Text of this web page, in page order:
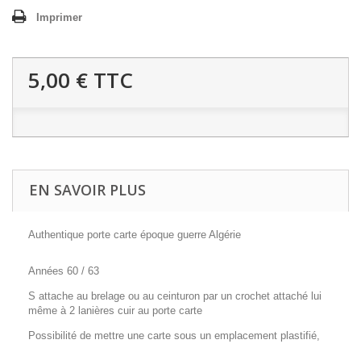
Imprimer
5,00 € TTC
EN SAVOIR PLUS
Authentique porte carte époque guerre Algérie
Années 60 / 63
S attache au brelage ou au ceinturon par un crochet attaché lui
même à 2 lanières cuir au porte carte
Possibilité de mettre une carte sous un emplacement plastifié,